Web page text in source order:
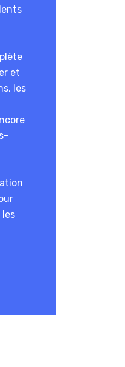
et
les